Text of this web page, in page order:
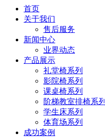
首页
关于我们
售后服务
新闻中心
业界动态
产品展示
礼堂椅系列
影院椅系列
课桌椅系列
阶梯教室排椅系列
学生床系列
体育场系列
成功案例